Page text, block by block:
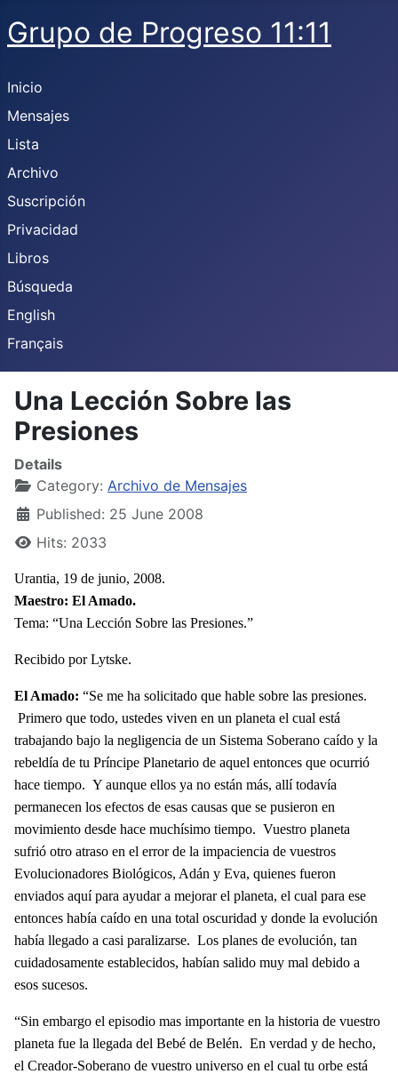
Grupo de Progreso 11:11
Inicio
Mensajes
Lista
Archivo
Suscripción
Privacidad
Libros
Búsqueda
English
Français
Una Lección Sobre las
Presiones
Details
Category: Archivo de Mensajes
Published: 25 June 2008
Hits: 2033
Urantia, 19 de junio, 2008.
Maestro: El Amado.
Tema: “Una Lección Sobre las Presiones.”
Recibido por Lytske.
El Amado: “Se me ha solicitado que hable sobre las presiones.
Primero que todo, ustedes viven en un planeta el cual está
trabajando bajo la negligencia de un Sistema Soberano caído y la
rebeldía de tu Príncipe Planetario de aquel entonces que ocurrió
hace tiempo. Y aunque ellos ya no están más, allí todavía
permanecen los efectos de esas causas que se pusieron en
movimiento desde hace muchísimo tiempo. Vuestro planeta
sufrió otro atraso en el error de la impaciencia de vuestros
Evolucionadores Biológicos, Adán y Eva, quienes fueron
enviados aquí para ayudar a mejorar el planeta, el cual para ese
entonces había caído en una total oscuridad y donde la evolución
había llegado a casi paralizarse. Los planes de evolución, tan
cuidadosamente establecidos, habían salido muy mal debido a
esos sucesos.
“Sin embargo el episodio mas importante en la historia de vuestro
planeta fue la llegada del Bebé de Belén. En verdad y de hecho,
el Creador-Soberano de vuestro universo en el cual tu orbe está